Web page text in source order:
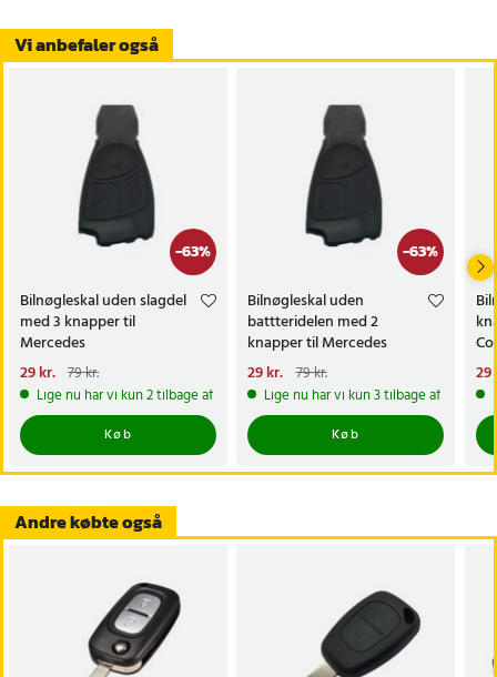
Specifikation
- Materiale: ABS-plast og messing
- Passer til: Bilnøgler med tre knapper til BMW Mini, lige
pladedesign
Article number 114325
Vi anbefaler også
-63%
Bilnøgleskal uden slagdel
med 3 knapper til
Mercedes
Nuværende pris
29 kr.Tidligere pris:79 kr.
29 kr. 79 kr.
Lige nu har vi kun 2 tilbage af dette produkt
Køb
-63%
Bilnøgleskal uden
battteridelen med 2
knapper til Mercedes
Nuværende pris
29 kr.Tidligere pris:79 kr.
29 kr. 79 kr.
Lige nu har vi kun 3 tilbage af dette
Køb
29
29
Andre købte også